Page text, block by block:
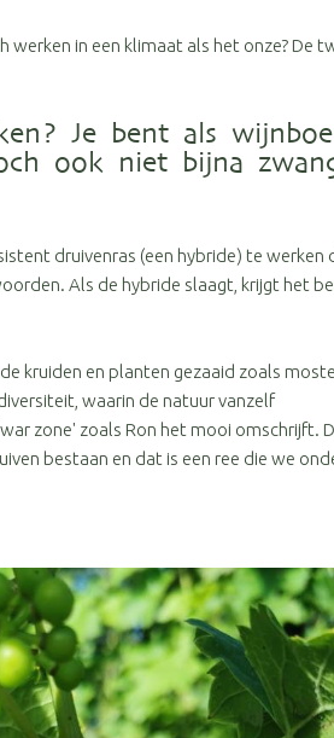
in een klimaat als het onze? De
Je bent als
ook niet bijna
druivenras (een hybride) te werken
Als de hybride slaagt, krijgt het
kruiden en planten gezaaid zoals
waarin de natuur vanzelf
zone' zoals Ron het mooi omschrijft.
bestaan en dat is een ree die we